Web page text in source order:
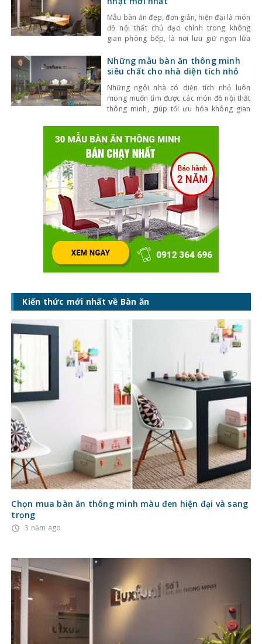
Mẫu bàn ăn đẹp, đơn giản, hiện đại là món
đồ nội thất chủ đạo chính trong không
gian phòng bếp, là nơi lưu giữ ngọn lửa
mẫu bàn ăn thích hợp để có những bữa ăn
ngon, ấm cúng là một việc rất quan trọng.
Những mẫu bàn ăn thông minh
siêu chất cho nhà diện tích nhỏ
Những ngôi nhà có diện tích nhỏ luôn
mong muốn tìm được các món đồ nội thất
thông minh, giúp tối ưu hóa không gian
trong những đồ nội thất như vậy. Để biết
được đâu là những mẫu
Kiến thức mới nhất về Bàn ăn
Chọn mua bàn ăn thông minh màu đen hiện đại và sang
trọng
access_time 3 năm ago